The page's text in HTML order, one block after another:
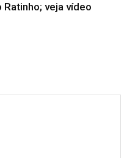
Ratinho; veja vídeo